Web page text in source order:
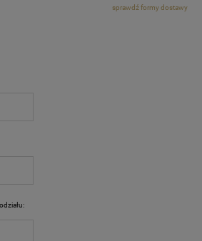
kosztów płatnościsprawdź formy dostawy